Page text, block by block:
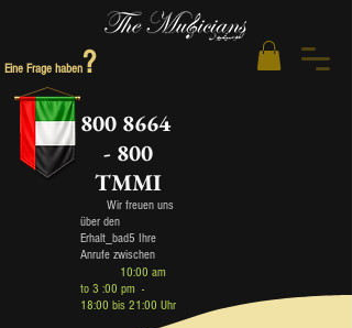
Eine Frage haben?
800 8664
- 800
TMMI
Wir freuen uns
über den
Erhalt_bad5 Ihre
Anrufe zwischen
10:00 am
to 3 :00 pm -
18:00 bis 21:00 Uhr